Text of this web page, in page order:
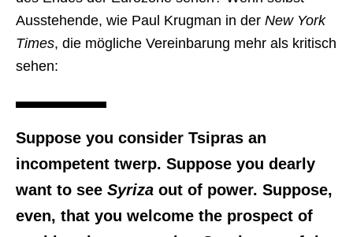
Ausstehende, wie Paul Krugman in der New York
Times, die mögliche Vereinbarung mehr als kritisch
sehen:
Suppose you consider Tsipras an
incompetent twerp. Suppose you dearly
want to see Syriza out of power. Suppose,
even, that you welcome the prospect of